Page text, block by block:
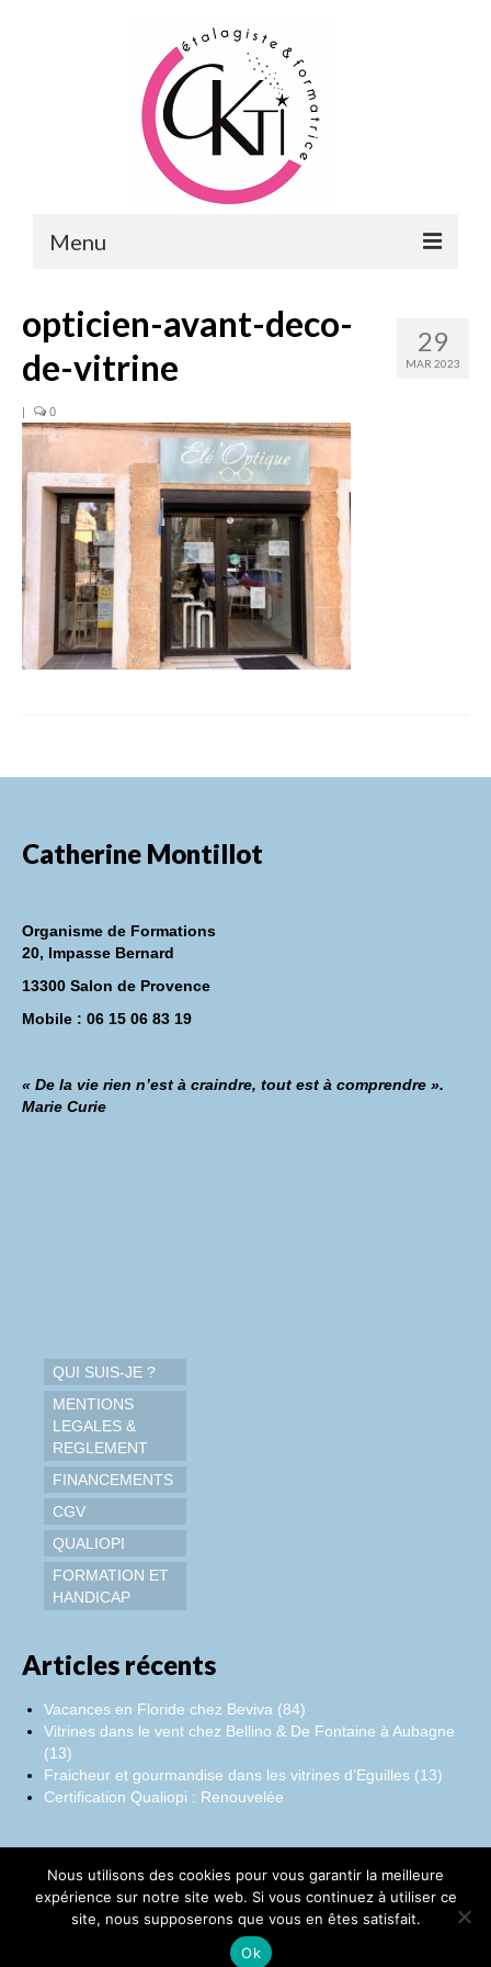
Menu
MERCHANDISING & VITRINES
FORMATIONS RH
FORMATIONS DE FORMATEURS
CONSEILS & PRESTATIONS
REALISATIONS
CONTACT
29
MAR 2023
opticien-avant-deco-
de-vitrine
| 0
Catherine Montillot
Organisme de Formations
20, Impasse Bernard
13300 Salon de Provence
Mobile : 06 15 06 83 19
« De la vie rien n’est à craindre, tout est à comprendre ».
Marie Curie
QUI SUIS-JE ?
MENTIONS
LEGALES &
REGLEMENT
FINANCEMENTS
CGV
QUALIOPI
FORMATION ET
HANDICAP
Articles récents
Vacances en Floride chez Beviva (84)
Vitrines dans le vent chez Bellino & De Fontaine à Aubagne
(13)
Fraicheur et gourmandise dans les vitrines d’Eguilles (13)
Certification Qualiopi : Renouvelée
Facebook
Instagram
LinkedIn
Nous utilisons des cookies pour vous garantir la meilleure
expérience sur notre site web. Si vous continuez à utiliser ce
site, nous supposerons que vous en êtes satisfait.
Ok